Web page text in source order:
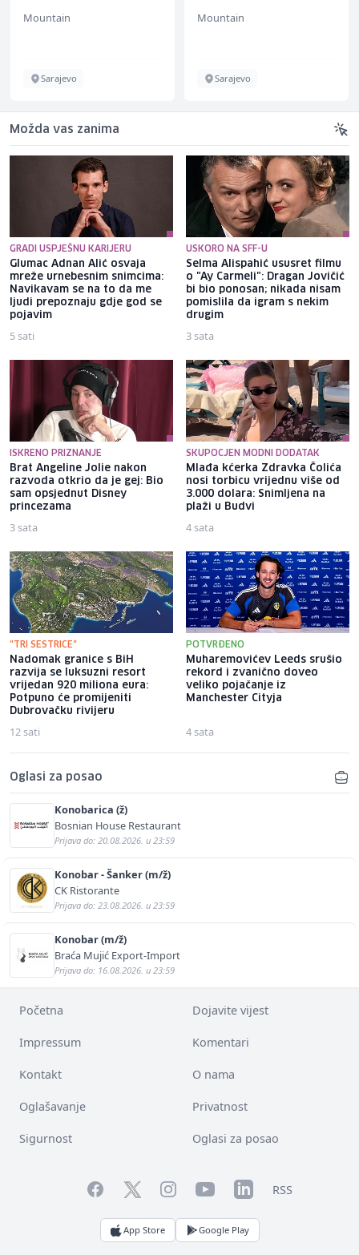
Mountain
Sarajevo
Mountain
Sarajevo
Možda vas zanima
GRADI USPJEŠNU KARIJERU
Glumac Adnan Alić osvaja
mreže urnebesnim snimcima:
Navikavam se na to da me
ljudi prepoznaju gdje god se
pojavim
5 sati
USKORO NA SFF-U
Selma Alispahić ususret filmu
o "Ay Carmeli": Dragan Jovičić
bi bio ponosan; nikada nisam
pomislila da igram s nekim
drugim
3 sata
ISKRENO PRIZNANJE
Brat Angeline Jolie nakon
razvoda otkrio da je gej: Bio
sam opsjednut Disney
princezama
3 sata
SKUPOCJEN MODNI DODATAK
Mlađa kćerka Zdravka Čolića
nosi torbicu vrijednu više od
3.000 dolara: Snimljena na
plaži u Budvi
4 sata
"TRI SESTRICE"
Nadomak granice s BiH
razvija se luksuzni resort
vrijedan 920 miliona eura:
Potpuno će promijeniti
Dubrovačku rivijeru
12 sati
POTVRĐENO
Muharemovićev Leeds srušio
rekord i zvanično doveo
veliko pojačanje iz
Manchester Cityja
4 sata
Oglasi za posao
Konobarica (ž)
Bosnian House Restaurant
Prijava do: 20.08.2026. u 23:59
Konobar - Šanker (m/ž)
CK Ristorante
Prijava do: 23.08.2026. u 23:59
Konobar (m/ž)
Braća Mujić Export-Import
Prijava do: 16.08.2026. u 23:59
Početna Dojavite vijest
Impressum Komentari
Kontakt O nama
Oglašavanje Privatnost
Sigurnost Oglasi za posao
FacebookTwitterInstagramYouTubeLinkedInRSS
App Store Google Play